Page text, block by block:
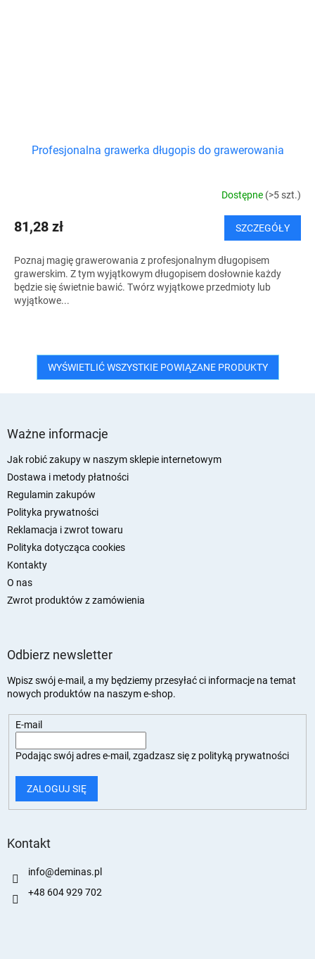
Profesjonalna grawerka długopis do grawerowania
Dostępne (>5 szt.)
81,28 zł SZCZEGÓŁY
Poznaj magię grawerowania z profesjonalnym długopisem
grawerskim. Z tym wyjątkowym długopisem dosłownie każdy
będzie się świetnie bawić. Twórz wyjątkowe przedmioty lub
wyjątkowe...
WYŚWIETLIĆ WSZYSTKIE POWIĄZANE PRODUKTY
Ważne informacje
Jak robić zakupy w naszym sklepie internetowym
Dostawa i metody płatności
Regulamin zakupów
Polityka prywatności
Reklamacja i zwrot towaru
Polityka dotycząca cookies
Kontakty
O nas
Zwrot produktów z zamówienia
Odbierz newsletter
Wpisz swój e-mail, a my będziemy przesyłać ci informacje na temat
nowych produktów na naszym e-shop.
E-mail
Podając swój adres e-mail, zgadzasz się z polityką prywatności
ZALOGUJ SIĘ
Kontakt
info@deminas.pl
+48 604 929 702